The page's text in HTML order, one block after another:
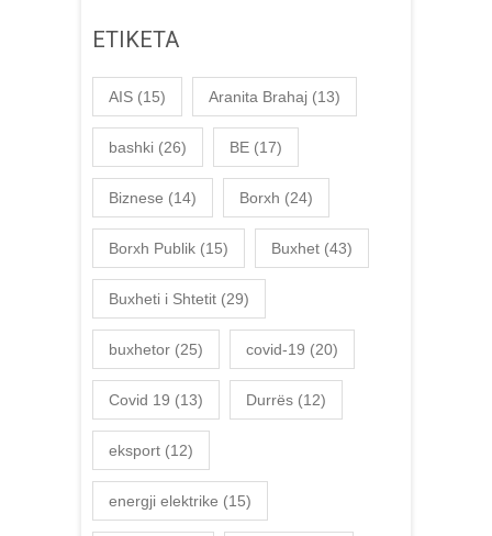
ETIKETA
AIS (15) Aranita Brahaj (13)
bashki (26) BE (17)
Biznese (14) Borxh (24)
Borxh Publik (15) Buxhet (43)
Buxheti i Shtetit (29)
buxhetor (25) covid-19 (20)
Covid 19 (13) Durrës (12)
eksport (12)
energji elektrike (15)